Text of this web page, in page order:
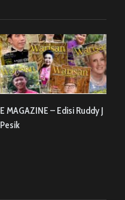
E MAGAZINE – Edisi Ruddy J
Pesik